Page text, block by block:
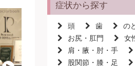
症状から探す
頭 歯 の
お尻・肛門
女
肩・腋・肘・手
股関節・膝・足